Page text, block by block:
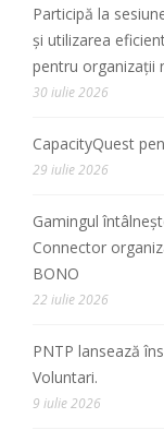
Participă la
și utilizarea
pentru organizații
30 iulie 2026
CapacityQuest
29 iulie 2026
Gamingul
Connector
BONO
22 iulie 2026
PNTP lansează
Voluntari.
9 iulie 2026